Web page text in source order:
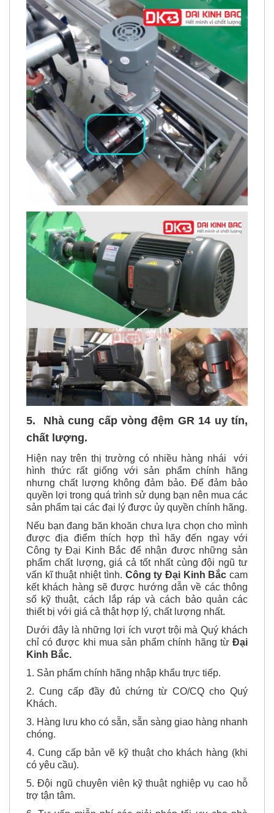
5. Nhà cung cấp vòng đệm GR 14 uy tín,
chất lượng.
Hiện nay trên thị trường có nhiều hàng nhái với
hình thức rất giống với sản phẩm chính hãng
nhưng chất lượng không đảm bảo. Để đảm bảo
quyền lợi trong quá trình sử dụng bạn nên mua các
sản phẩm tại các đại lý được ủy quyền chính hãng.
Nếu bạn đang băn khoăn chưa lựa chọn cho mình
được địa điểm thích hợp thì hãy đến ngay với
Công ty Đại Kinh Bắc để nhận được những sản
phẩm chất lượng, giá cả tốt nhất cùng đội ngũ tư
vấn kĩ thuật nhiệt tình. Công ty Đại Kinh Bắc cam
kết khách hàng sẽ được hướng dẫn về các thông
số kỹ thuật, cách lắp ráp và cách bảo quản các
thiết bị với giá cả thật hợp lý, chất lượng nhất.
Dưới đây là những lợi ích vượt trội mà Quý khách
chỉ có được khi mua sản phẩm chính hãng từ Đại
Kinh Bắc.
1. Sản phẩm chính hãng nhập khẩu trực tiếp.
2. Cung cấp đầy đủ chứng từ CO/CQ cho Quý
Khách.
3. Hàng lưu kho có sẵn, sẵn sàng giao hàng nhanh
chóng.
4. Cung cấp bản vẽ kỹ thuật cho khách hàng (khi
có yêu cầu).
5. Đội ngũ chuyên viên kỹ thuật nghiệp vụ cao hỗ
trợ tận tâm.